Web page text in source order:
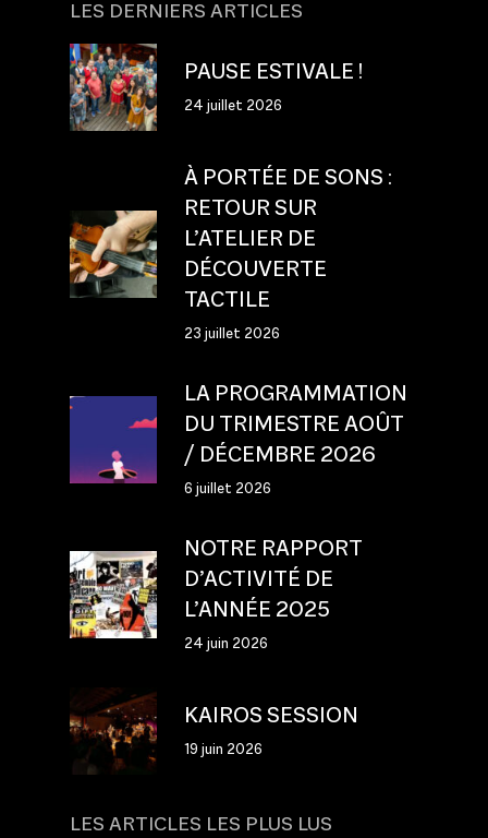
LES DERNIERS ARTICLES
PAUSE ESTIVALE !
24 juillet 2026
À PORTÉE DE SONS :
RETOUR SUR
L’ATELIER DE
DÉCOUVERTE
TACTILE
23 juillet 2026
LA PROGRAMMATION
DU TRIMESTRE AOÛT
/ DÉCEMBRE 2026
6 juillet 2026
NOTRE RAPPORT
D’ACTIVITÉ DE
L’ANNÉE 2025
24 juin 2026
KAIROS SESSION
19 juin 2026
LES ARTICLES LES PLUS LUS